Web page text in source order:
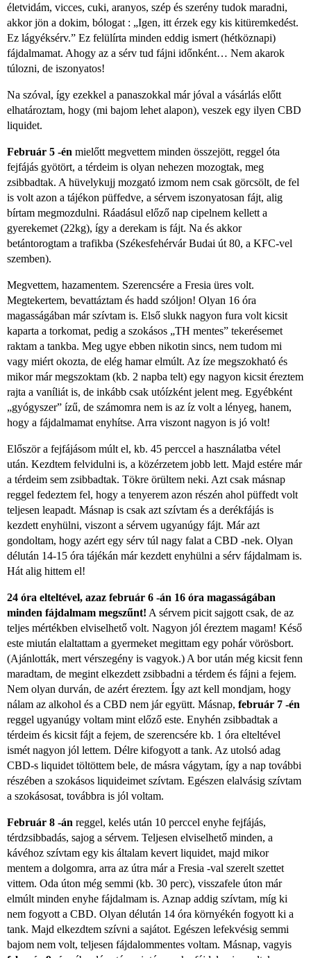
életvidám, vicces, cuki, aranyos, szép és szerény tudok maradni,
akkor jön a dokim, bólogat : „Igen, itt érzek egy kis kitüremkedést.
Ez lágyéksérv.” Ez felülírta minden eddig ismert (hétköznapi)
fájdalmamat. Ahogy az a sérv tud fájni időnként… Nem akarok
túlozni, de iszonyatos!
Na szóval, így ezekkel a panaszokkal már jóval a vásárlás előtt
elhatároztam, hogy (mi bajom lehet alapon), veszek egy ilyen CBD
liquidet.
Február 5 -én mielőtt megvettem minden összejött, reggel óta
fejfájás gyötört, a térdeim is olyan nehezen mozogtak, meg
zsibbadtak. A hüvelykujj mozgató izmom nem csak görcsölt, de fel
is volt azon a tájékon püffedve, a sérvem iszonyatosan fájt, alig
bírtam megmozdulni. Ráadásul előző nap cipelnem kellett a
gyerekemet (22kg), így a derekam is fájt. Na és akkor
betántorogtam a trafikba (Székesfehérvár Budai út 80, a KFC-vel
szemben).
Megvettem, hazamentem. Szerencsére a Fresia üres volt.
Megtekertem, bevattáztam és hadd szóljon! Olyan 16 óra
magasságában már szívtam is. Első slukk nagyon fura volt kicsit
kaparta a torkomat, pedig a szokásos „TH mentes” tekerésemet
raktam a tankba. Meg ugye ebben nikotin sincs, nem tudom mi
vagy miért okozta, de elég hamar elmúlt. Az íze megszokható és
mikor már megszoktam (kb. 2 napba telt) egy nagyon kicsit éreztem
rajta a vaníliát is, de inkább csak utóízként jelent meg. Egyébként
„gyógyszer” ízű, de számomra nem is az íz volt a lényeg, hanem,
hogy a fájdalmamat enyhítse. Arra viszont nagyon is jó volt!
Először a fejfájásom múlt el, kb. 45 perccel a használatba vétel
után. Kezdtem felvidulni is, a közérzetem jobb lett. Majd estére már
a térdeim sem zsibbadtak. Tökre örültem neki. Azt csak másnap
reggel fedeztem fel, hogy a tenyerem azon részén ahol püffedt volt
teljesen leapadt. Másnap is csak azt szívtam és a derékfájás is
kezdett enyhülni, viszont a sérvem ugyanúgy fájt. Már azt
gondoltam, hogy azért egy sérv túl nagy falat a CBD -nek. Olyan
délután 14-15 óra tájékán már kezdett enyhülni a sérv fájdalmam is.
Hát alig hittem el!
24 óra elteltével, azaz február 6 -án 16 óra magasságában
minden fájdalmam megszűnt! A sérvem picit sajgott csak, de az
teljes mértékben elviselhető volt. Nagyon jól éreztem magam! Késő
este miután elaltattam a gyermeket megittam egy pohár vörösbort.
(Ajánlották, mert vérszegény is vagyok.) A bor után még kicsit fenn
maradtam, de megint elkezdett zsibbadni a térdem és fájni a fejem.
Nem olyan durván, de azért éreztem. Így azt kell mondjam, hogy
nálam az alkohol és a CBD nem jár együtt. Másnap, február 7 -én
reggel ugyanúgy voltam mint előző este. Enyhén zsibbadtak a
térdeim és kicsit fájt a fejem, de szerencsére kb. 1 óra elteltével
ismét nagyon jól lettem. Délre kifogyott a tank. Az utolsó adag
CBD-s liquidet töltöttem bele, de másra vágytam, így a nap további
részében a szokásos liquideimet szívtam. Egészen elalvásig szívtam
a szokásosat, továbbra is jól voltam.
Február 8 -án reggel, kelés után 10 perccel enyhe fejfájás,
térdzsibbadás, sajog a sérvem. Teljesen elviselhető minden, a
kávéhoz szívtam egy kis általam kevert liquidet, majd mikor
mentem a dolgomra, arra az útra már a Fresia -val szerelt szettet
vittem. Oda úton még semmi (kb. 30 perc), visszafele úton már
elmúlt minden enyhe fájdalmam is. Aznap addig szívtam, míg ki
nem fogyott a CBD. Olyan délután 14 óra környékén fogyott ki a
tank. Majd elkezdtem szívni a sajátot. Egészen lefekvésig semmi
bajom nem volt, teljesen fájdalommentes voltam. Másnap, vagyis